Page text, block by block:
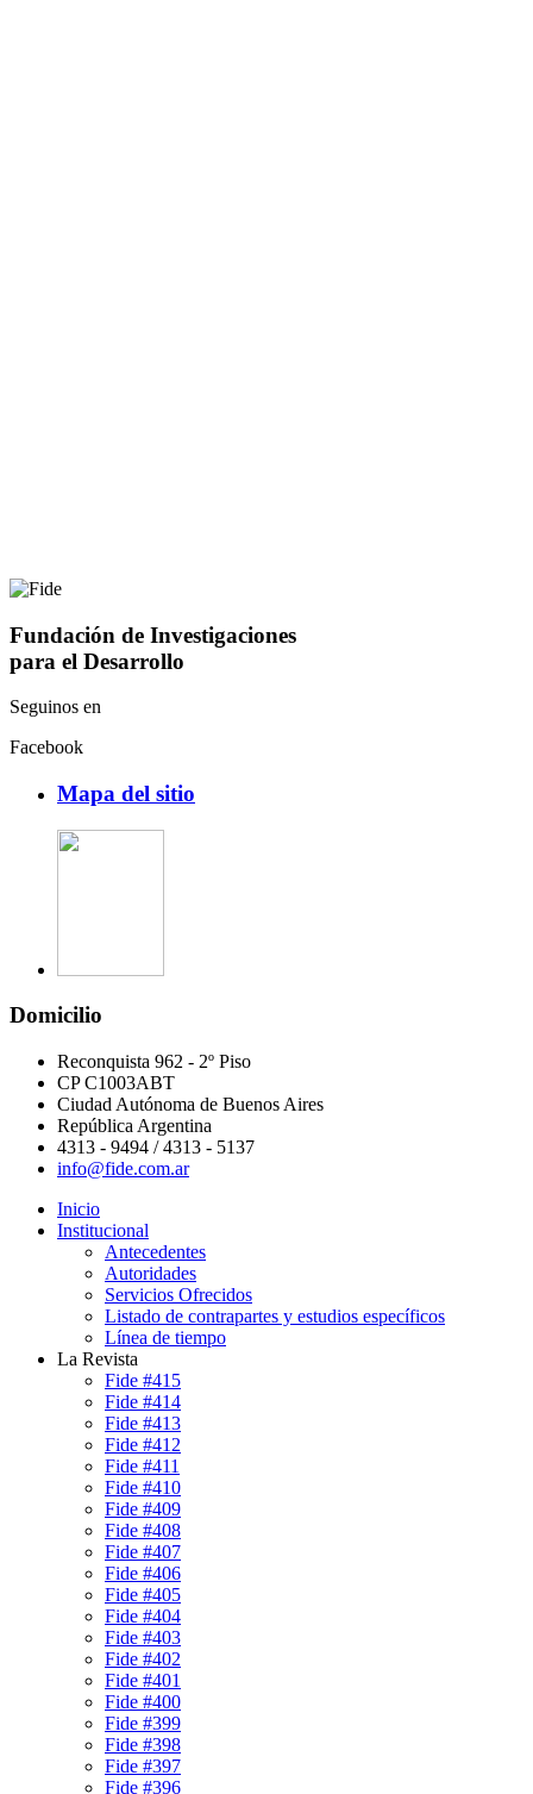
Fundación de Investigaciones
para el Desarrollo
Seguinos en
Facebook
Mapa del sitio
Domicilio
Reconquista 962 - 2º Piso
CP C1003ABT
Ciudad Autónoma de Buenos Aires
República Argentina
4313 - 9494 / 4313 - 5137
info@fide.com.ar
Inicio
Institucional
Antecedentes
Autoridades
Servicios Ofrecidos
Listado de contrapartes y estudios específicos
Línea de tiempo
La Revista
Fide #415
Fide #414
Fide #413
Fide #412
Fide #411
Fide #410
Fide #409
Fide #408
Fide #407
Fide #406
Fide #405
Fide #404
Fide #403
Fide #402
Fide #401
Fide #400
Fide #399
Fide #398
Fide #397
Fide #396